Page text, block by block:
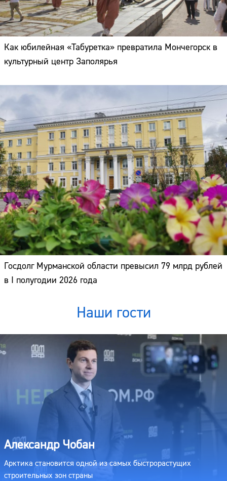
Как юбилейная «Табуретка» превратила Мончегорск в
культурный центр Заполярья
Госдолг Мурманской области превысил 79 млрд рублей
в I полугодии 2026 года
Наши гости
Александр Чобан
Арктика становится одной из самых быстрорастущих
строительных зон страны